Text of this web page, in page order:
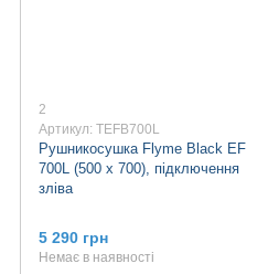
2
Артикул: TEFB700L
Рушникосушка Flyme Black EF
700L (500 х 700), підключення
зліва
5 290 грн
Немає в наявності